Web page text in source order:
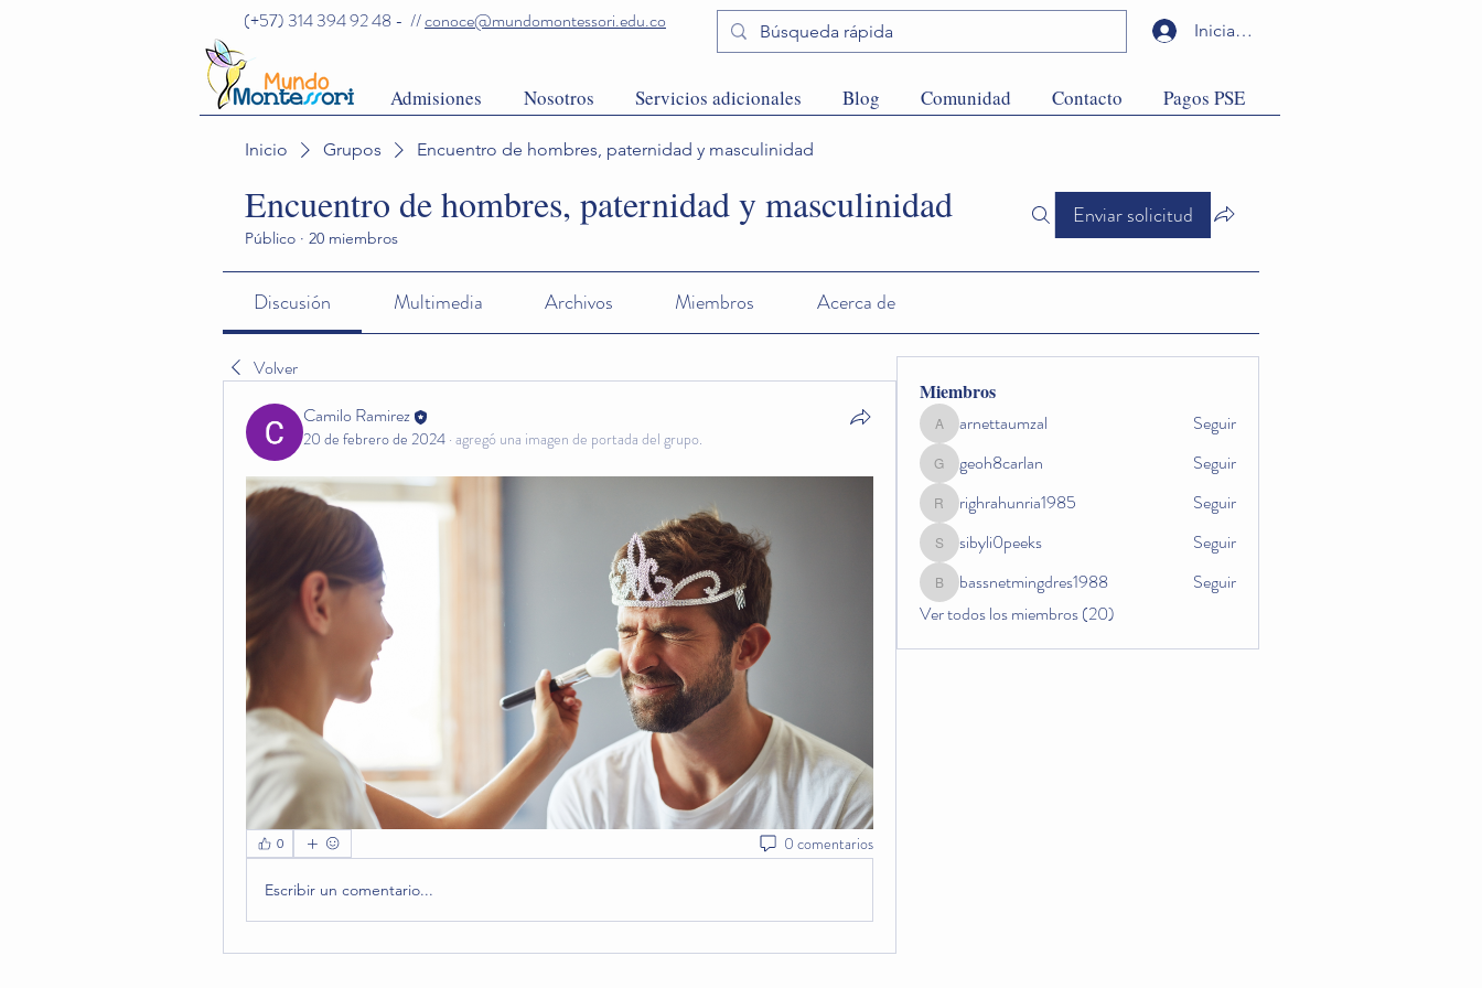
(+57) 314 394 92 48 - //conoce@mundomontessori.edu.co
Admisiones Nosotros Servicios adicionales Blog Comunidad Contacto Pagos PSE
Iniciar sesión
Inicio Grupos Encuentro de hombres, paternidad y masculinidad
Encuentro de hombres, paternidad y masculinidad
Público · 20 miembros
Enviar solicitud
Discusión Multimedia Archivos Miembros Acerca de
Volver
Camilo Ramirez
20 de febrero de 2024 · agregó una imagen de portada del grupo.
0 0 comentarios
Escribir un comentario...
Miembros
arnettaumzal
arnettaumzal Seguir
geoh8carlan
geoh8carlan Seguir
righrahunria1985
righrahunria1985 Seguir
sibyli0peeks
sibyli0peeks Seguir
bassnetmingdres1988
bassnetmingdres1988
Seguir
Ver todos los miembros (20)